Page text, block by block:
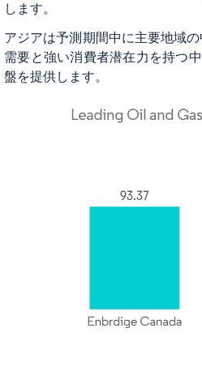
します。
アジアは予測期間中に主要地域
需要と強い消費者潜在力を持つ
盤を提供します。